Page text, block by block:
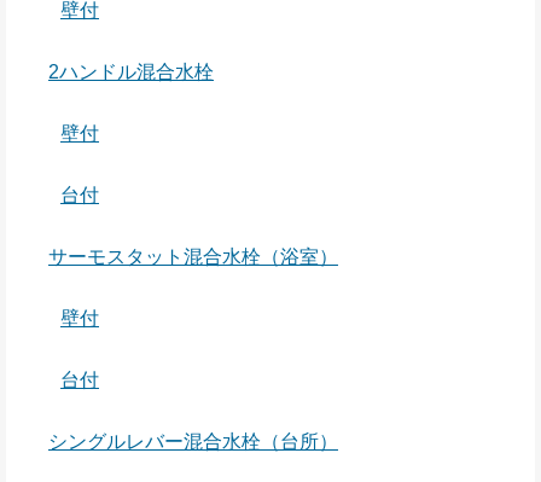
壁付
2ハンドル混合水栓
壁付
台付
サーモスタット混合水栓（浴室）
壁付
台付
シングルレバー混合水栓（台所）